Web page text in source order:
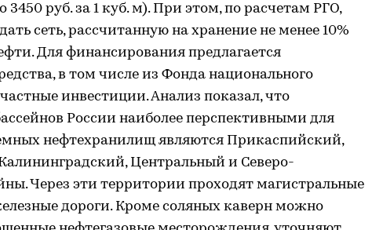
3450 руб. за 1 куб. м). При этом, по расчетам РГО,
сеть, рассчитанную на хранение не менее 10%
Для финансирования предлагается
в том числе из Фонда национального
инвестиции. Анализ показал, что
России наиболее перспективными для
нефтехранилищ являются Прикаспийский,
Центральный и Северо-
Через эти территории проходят магистральные
дороги. Кроме соляных каверн можно